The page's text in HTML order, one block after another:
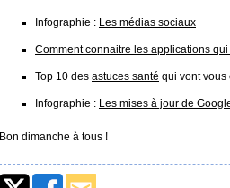
Infographie : Les médias sociaux
Comment connaitre les applications
Top 10 des astuces santé qui vont vous
Infographie : Les mises à jour de
Bon dimanche à tous !